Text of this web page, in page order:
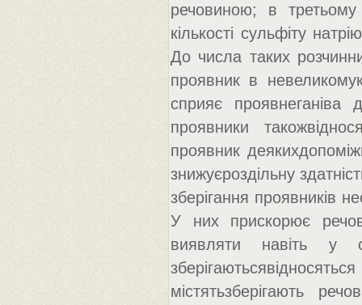
речовиною; в
кількості сульфіту
До числа таких
проявник в
сприяє проявнеганіва
проявники
проявник
знижуєроздільну
зберігання проявників
У них прискорює
виявляти навіть у
містятьзберігають